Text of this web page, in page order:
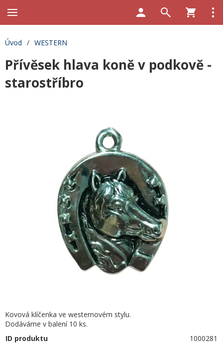
Úvod / WESTERN
Přívěsek hlava koně v podkově -
starostříbro
Kovová klíčenka ve westernovém stylu.
Dodáváme v balení 10 ks.
ID produktu
1000281